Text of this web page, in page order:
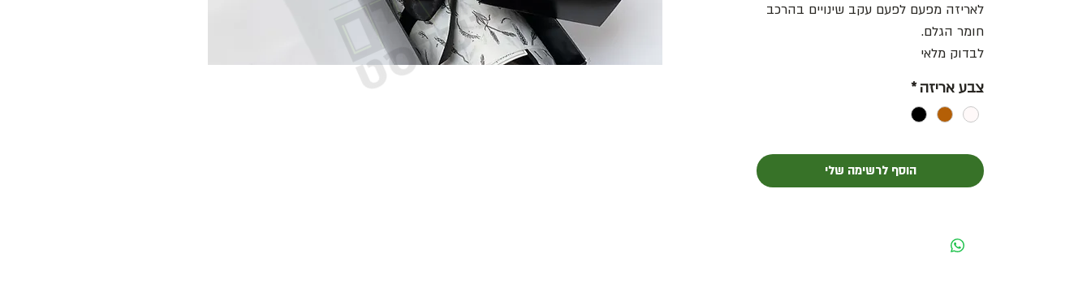
לאריזה מפעם לפעם עקב שינויים בהרכב
חומר הגלם.
לבדוק מלאי
צבע אריזה *
הוסף לרשימה שלי